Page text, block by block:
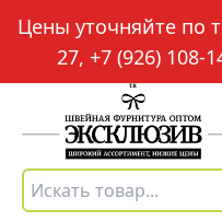
Цены уточняйте по
27, +7 (926) 108-